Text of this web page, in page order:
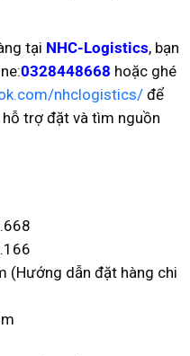
tại NHC-Logistics, bạn
0328448668 hoặc ghé
nhclogistics/ để
trợ đặt và tìm nguồn
(Hướng dẫn đặt hàng chi